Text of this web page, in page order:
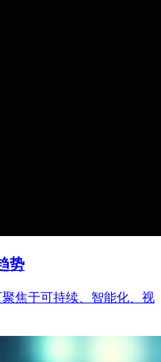
势
焦于可持续、智能化、视